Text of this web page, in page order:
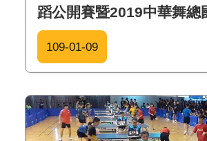
蹈公開賽暨2019中華舞總
與全國排名積分賽
109-01-09